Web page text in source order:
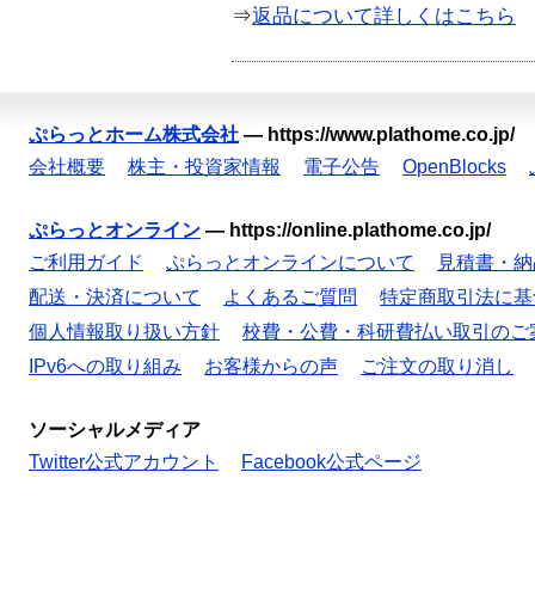
⇒返品について詳しくはこちら
ぷらっとホーム株式会社 — https://www.plathome.co.jp/
会社概要
株主・投資家情報 電子公告 OpenBlocks
ぷらっとオンライン — https://online.plathome.co.jp/
ご利用ガイド
ぷらっとオンラインについて
見積書・
配送・決済について
よくあるご質問
特定商取引法に
個人情報取り扱い方針
校費・公費・科研費払い取引のご
IPv6への取り組み
お客様からの声 ご注文の取り消し
ソーシャルメディア
Twitter公式アカウント
Facebook公式ページ